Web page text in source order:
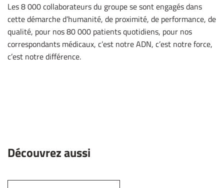
Les 8 000 collaborateurs du groupe se sont engagés dans
cette démarche d’humanité, de proximité, de performance, de
qualité, pour nos 80 000 patients quotidiens, pour nos
correspondants médicaux, c’est notre ADN, c’est notre force,
c’est notre différence.
Découvrez aussi